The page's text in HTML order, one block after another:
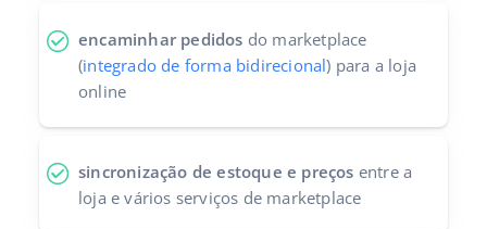
encaminhar pedidos do marketplace
(integrado de forma bidirecional) para a loja
online
sincronização de estoque e preços entre a
loja e vários serviços de marketplace